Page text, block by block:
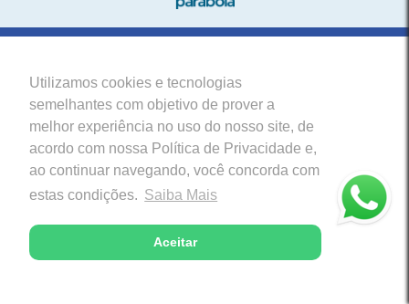
Utilizamos cookies e tecnologias
semelhantes com objetivo de prover a
melhor experiência no uso do nosso site, de
acordo com nossa Política de Privacidade e,
ao continuar navegando, você concorda com
estas condições. Saiba Mais
Aceitar